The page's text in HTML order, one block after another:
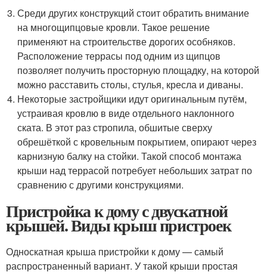
Среди других конструкций стоит обратить внимание
на многощипцовые кровли. Такое решение
применяют на строительстве дорогих особняков.
Расположение террасы под одним из щипцов
позволяет получить просторную площадку, на которой
можно расставить столы, стулья, кресла и диваны.
Некоторые застройщики идут оригинальным путём,
устраивая кровлю в виде отдельного наклонного
ската. В этот раз стропила, обшитые сверху
обрешёткой с кровельным покрытием, опирают через
карнизную балку на стойки. Такой способ монтажа
крыши над террасой потребует небольших затрат по
сравнению с другими конструкциями.
Пристройка к дому с двускатной
крышей. Виды крыш пристроек
Односкатная крыша пристройки к дому — самый
распространенный вариант. У такой крыши простая